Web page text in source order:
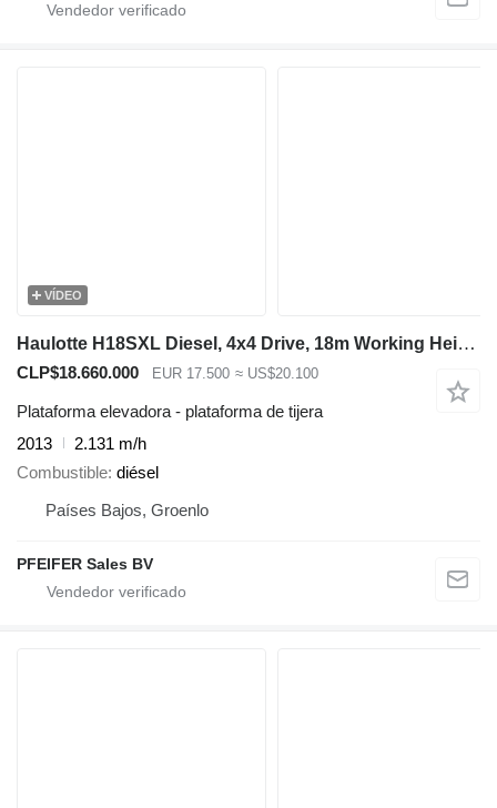
VÍDEO
Haulotte H18SXL Diesel, 4x4 Drive, 18m Working Height, 500k
CLP$18.660.000 EUR 17.500 ≈ US$20.100
Plataforma elevadora - plataforma de tijera
2013
2.131 m/h
Combustible diésel
Países Bajos, Groenlo
PFEIFER Sales BV